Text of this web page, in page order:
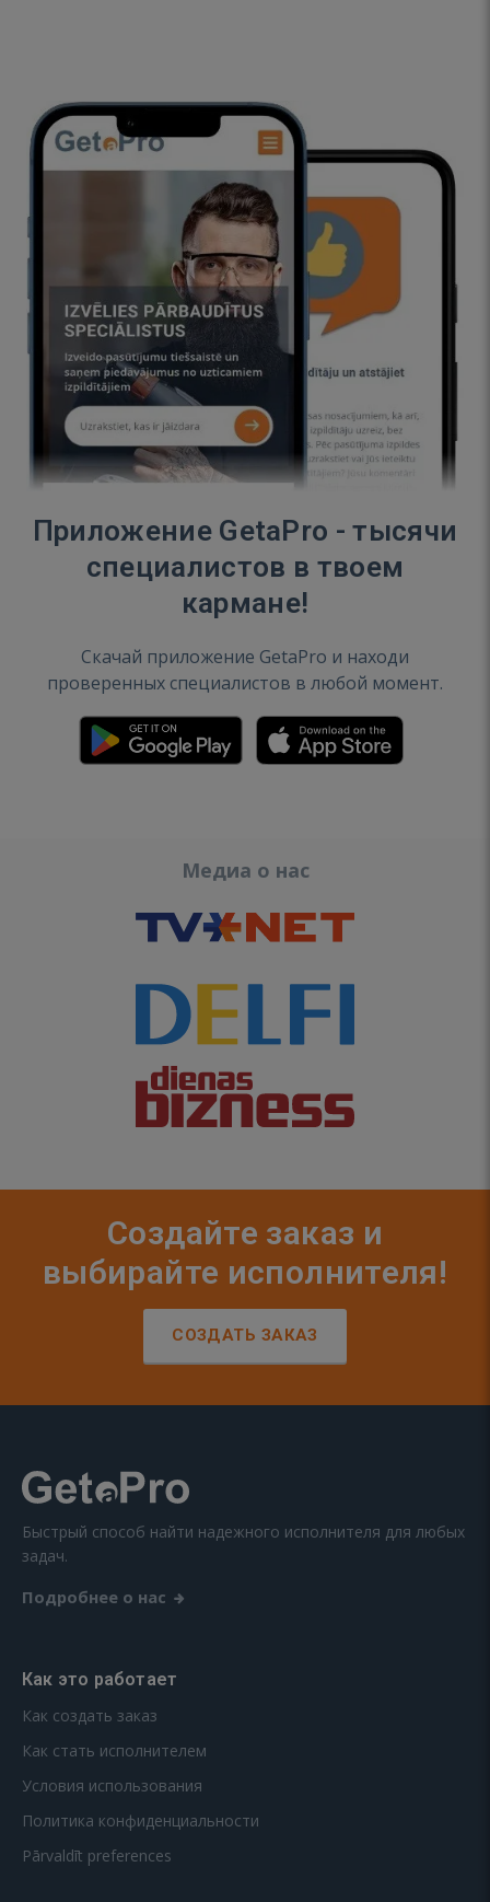
Приложение GetaPro - тысячи
специалистов в твоем
кармане!
Скачай приложение GetaPro и находи
проверенных специалистов в любой момент.
Медиа о нас
Создайте заказ и
выбирайте исполнителя!
СОЗДАТЬ ЗАКАЗ
Быстрый способ найти надежного исполнителя для любых
задач.
Подробнее о нас
Как это работает
Как создать заказ
Как стать исполнителем
Условия использования
Политика конфиденциальности
Pārvaldīt preferences